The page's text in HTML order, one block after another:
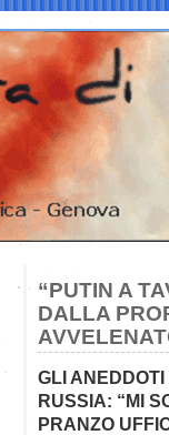
“PUTIN A
DALLA
GLI
RUSSIA: “MI
PRANZO